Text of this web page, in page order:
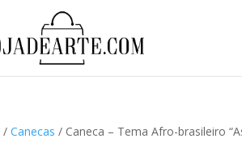
/Canecas / Caneca – Tema Afro-brasileiro